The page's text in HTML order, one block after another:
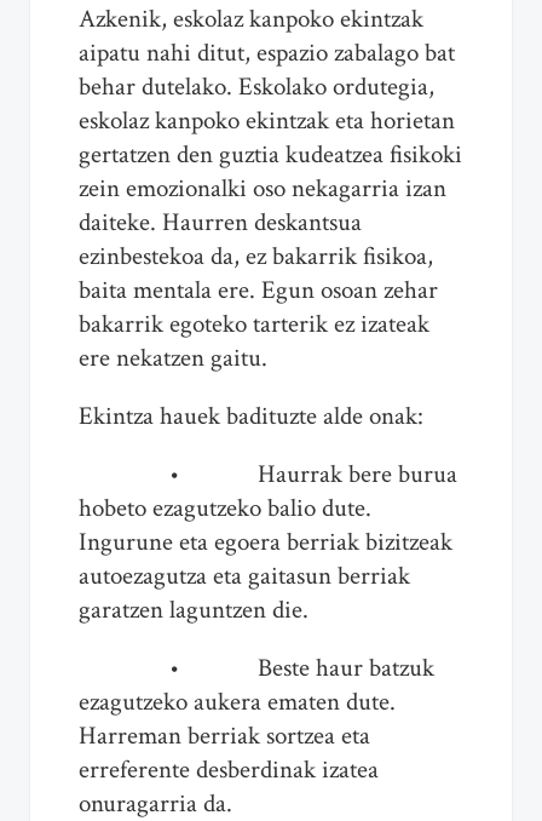
Azkenik, eskolaz kanpoko ekintzak
aipatu nahi ditut, espazio zabalago bat
behar dutelako. Eskolako ordutegia,
eskolaz kanpoko ekintzak eta horietan
gertatzen den guztia kudeatzea fisikoki
zein emozionalki oso nekagarria izan
daiteke. Haurren deskantsua
ezinbestekoa da, ez bakarrik fisikoa,
baita mentala ere. Egun osoan zehar
bakarrik egoteko tarterik ez izateak
ere nekatzen gaitu.
Ekintza hauek badituzte alde onak:
• Haurrak bere burua
hobeto ezagutzeko balio dute.
Ingurune eta egoera berriak bizitzeak
autoezagutza eta gaitasun berriak
garatzen laguntzen die.
• Beste haur batzuk
ezagutzeko aukera ematen dute.
Harreman berriak sortzea eta
erreferente desberdinak izatea
onuragarria da.